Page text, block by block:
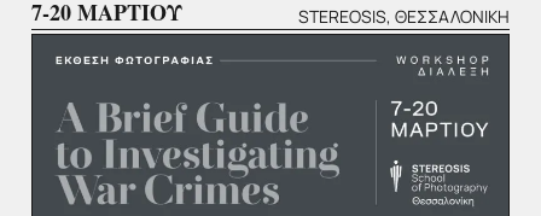
7-20 ΜΑΡΤΙΟΥ STEREOSIS, ΘΕΣΣΑΛΟΝΊΚΗ